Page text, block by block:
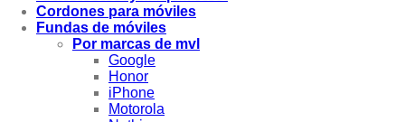
Cordones para móviles
Fundas de móviles
Por marcas de mvl
Google
Honor
iPhone
Motorola